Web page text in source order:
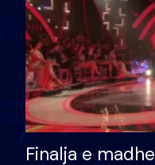
Finalja e